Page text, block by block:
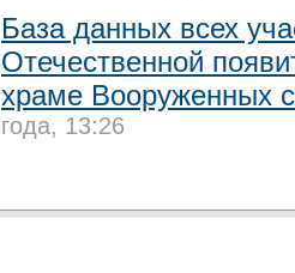
База данных всех
Отечественной
храме Вооруженных
года, 13:26